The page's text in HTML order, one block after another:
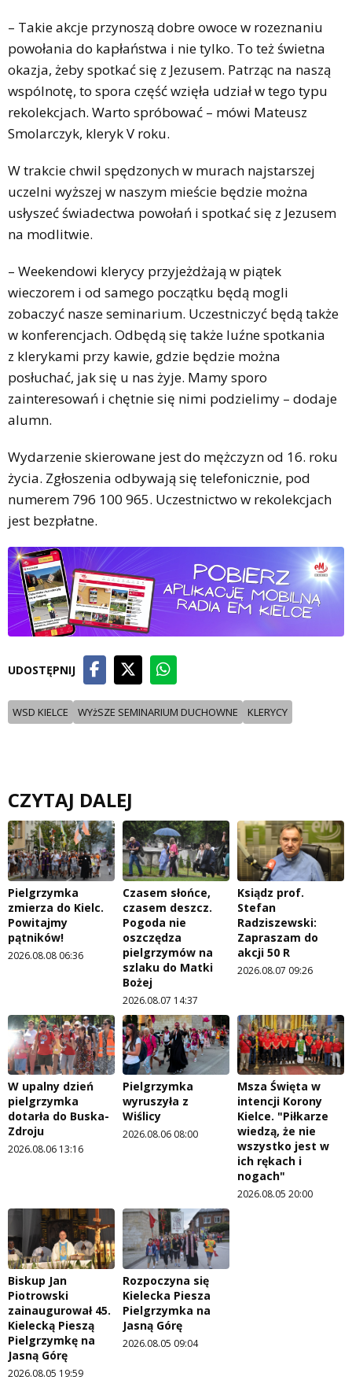
– Takie akcje przynoszą dobre owoce w rozeznaniu
powołania do kapłaństwa i nie tylko. To też świetna
okazja, żeby spotkać się z Jezusem. Patrząc na naszą
wspólnotę, to spora część wzięła udział w tego typu
rekolekcjach. Warto spróbować – mówi Mateusz
Smolarczyk, kleryk V roku.
W trakcie chwil spędzonych w murach najstarszej
uczelni wyższej w naszym mieście będzie można
usłyszeć świadectwa powołań i spotkać się z Jezusem
na modlitwie.
– Weekendowi klerycy przyjeżdżają w piątek
wieczorem i od samego początku będą mogli
zobaczyć nasze seminarium. Uczestniczyć będą także
w konferencjach. Odbędą się także luźne spotkania
z klerykami przy kawie, gdzie będzie można
posłuchać, jak się u nas żyje. Mamy sporo
zainteresowań i chętnie się nimi podzielimy – dodaje
alumn.
Wydarzenie skierowane jest do mężczyzn od 16. roku
życia. Zgłoszenia odbywają się telefonicznie, pod
numerem 796 100 965. Uczestnictwo w rekolekcjach
jest bezpłatne.
UDOSTĘPNIJ
WSD KIELCE WYżSZE SEMINARIUM DUCHOWNE KLERYCY
CZYTAJ DALEJ
Pielgrzymka
zmierza do Kielc.
Powitajmy
pątników!
2026.08.08 06:36
Czasem słońce,
czasem deszcz.
Pogoda nie
oszczędza
pielgrzymów na
szlaku do Matki
Bożej
2026.08.07 14:37
Ksiądz prof.
Stefan
Radziszewski:
Zapraszam do
akcji 50 R
2026.08.07 09:26
W upalny dzień
pielgrzymka
dotarła do Buska-
Zdroju
2026.08.06 13:16
Pielgrzymka
wyruszyła z
Wiślicy
2026.08.06 08:00
Msza Święta w
intencji Korony
Kielce. "Piłkarze
wiedzą, że nie
wszystko jest w
ich rękach i
nogach"
2026.08.05 20:00
Biskup Jan
Piotrowski
zainaugurował 45.
Kielecką Pieszą
Pielgrzymkę na
Jasną Górę
2026.08.05 19:59
Rozpoczyna się
Kielecka Piesza
Pielgrzymka na
Jasną Górę
2026.08.05 09:04